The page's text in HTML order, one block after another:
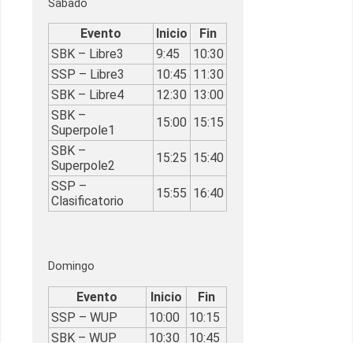
Sábado
Evento Inicio
Fin
SBK – Libre3
9:45
10:30
SSP – Libre3
10:45 11:30
SBK – Libre4
12:30 13:00
SBK –
Superpole1
15:00 15:15
SBK –
Superpole2
15:25 15:40
SSP –
Clasificatorio
15:55 16:40
Domingo
Evento Inicio
Fin
SSP – WUP
10:00
10:15
SBK – WUP
10:30 10:45